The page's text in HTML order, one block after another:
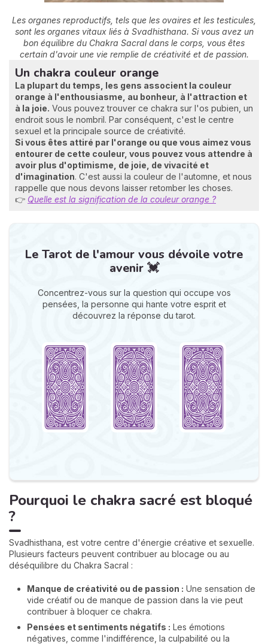
Les organes reproductifs, tels que les ovaires et les testicules,
sont les organes vitaux liés à Svadhisthana. Si vous avez un
bon équilibre du Chakra Sacral dans le corps, vous êtes
certain d'avoir une vie remplie de créativité et de passion.
Un chakra couleur orange
La plupart du temps, les gens associent la couleur
orange à l'enthousiasme, au bonheur, à l'attraction et
à la joie. Vous pouvez trouver ce chakra sur l'os pubien, un
endroit sous le nombril. Par conséquent, c'est le centre
sexuel et la principale source de créativité.
Si vous êtes attiré par l'orange ou que vous aimez vous
entourer de cette couleur, vous pouvez vous attendre à
avoir plus d'optimisme, de joie, de vivacité et
d'imagination. C'est aussi la couleur de l'automne, et nous
rappelle que nous devons laisser retomber les choses.
👉 Quelle est la signification de la couleur orange ?
Le Tarot de l'amour vous dévoile votre
avenir 💓
Concentrez-vous sur la question qui occupe vos
pensées, la personne qui hante votre esprit et
découvrez la réponse du tarot.
Pourquoi le chakra sacré est bloqué
?
Svadhisthana, est votre centre d'énergie créative et sexuelle.
Plusieurs facteurs peuvent contribuer au blocage ou au
déséquilibre du Chakra Sacral :
Manque de créativité ou de passion : Une sensation de
vide créatif ou de manque de passion dans la vie peut
contribuer à bloquer ce chakra.
Pensées et sentiments négatifs : Les émotions
négatives, comme l'indifférence, la culpabilité ou la